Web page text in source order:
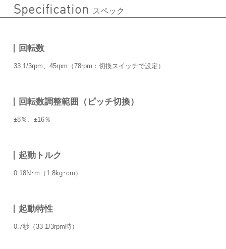
Specification スペック
回転数
33 1/3rpm、45rpm（78rpm：切換スイッチで設定）
回転数調整範囲（ピッチ切換）
±8％、±16％
起動トルク
0.18N･m（1.8kg･cm）
起動特性
0.7秒（33 1/3rpm時）